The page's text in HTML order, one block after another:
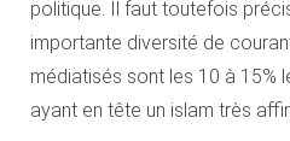
politique. Il faut toutefois
importante diversité de
médiatisés sont les 10 à 15%
ayant en tête un islam très